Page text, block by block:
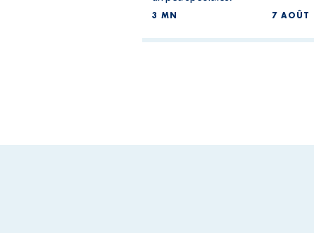
3 MN 7 AOÛT